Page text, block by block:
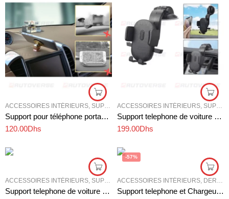
ACCESSOIRES INTÉRIEURS SUPPORT TÉLÉPHONE VOITURE
Support pour téléphone portable universel
120.00Dhs
ACCESSOIRES INTÉRIEURS SUPPORT TÉLÉPHONE VOITURE
Support telephone de voiture à ventouse
199.00Dhs
ACCESSOIRES INTÉRIEURS SUPPORT TÉLÉPHONE VOITURE
Support telephone de voiture universel GPS 360 degrés
-57%
ACCESSOIRES INTÉRIEURS DERNIÈRES NOUVELLES
Support telephone et Chargeu Sans Fil